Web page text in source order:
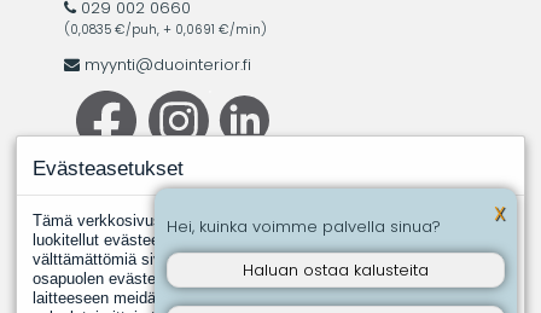
029 002 0660
(0,0835 €/puh, + 0,0691 €/min)
myynti@duointerior.fi
X
Hei, kuinka voimme palvella sinua?
Haluan ostaa kalusteita
Evästeasetukset
Tämä verkkosivusto käyttää evästeitä. Evästeistä välttämättömiksi
luokitellut evästeet tallennetaan selaimeesi, koska ne ovat
välttämättömiä sivuston perustoimintoja varten. Muut, kolmannen
osapuolen evästeet ovat evästeitä, joita joku toinen taho asentaa
laitteeseen meidän puolestamme. Näin tapahtuu silloin, kun jokin